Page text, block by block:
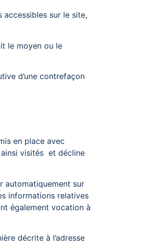
sur le site,
le moyen ou le
d’une contrefaçon
en place avec
ainsi visités et décline
automatiquement sur
informations relatives
également vocation à
décrite à l’adresse